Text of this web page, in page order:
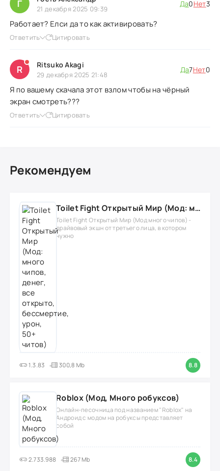
Г 21 декабря 2025 09:39
Да0Нет3
Работает? Елси да то как активировать?
Ответить Цитировать
R Ritsuko Akagi
29 декабря 2025 21:48
Да7Нет0
Я по вашему скачала этот взлом чтобы на чёрный
экран смотреть???
Ответить Цитировать
Рекомендуем
Toilet Fight Открытый Мир (Мод: много чипов, денег, все открыто, бессмертие, урон, 50+ читов)
Toilet Fight Открытый Мир (Мод много чипов) -
драйвовый экшн от третьего лица, в котором
нужно
1.3.83 300,8 Mb 8.8
Roblox (Мод, Много робуксов)
Онлайн-песочница под названием "Roblox" на
Андроид с модом на робуксы представляет
собой
2.733.988 267 Mb 8.4